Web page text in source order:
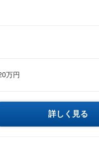
万円
詳しく見る